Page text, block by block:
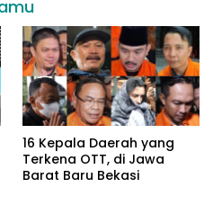
16 Kepala Daerah yang
Terkena OTT, di Jawa
Barat Baru Bekasi